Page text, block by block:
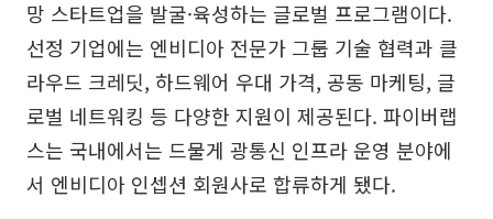
망 스타트업을 발굴·육성하는 글로벌 프로그램이다.
선정 기업에는 엔비디아 전문가 그룹 기술 협력과 클
라우드 크레딧, 하드웨어 우대 가격, 공동 마케팅, 글
로벌 네트워킹 등 다양한 지원이 제공된다. 파이버랩
스는 국내에서는 드물게 광통신 인프라 운영 분야에
서 엔비디아 인셉션 회원사로 합류하게 됐다.